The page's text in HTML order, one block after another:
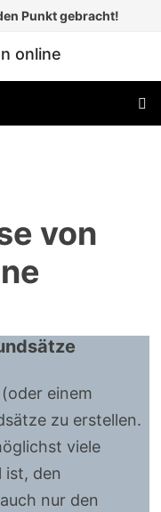
Punkt gebracht!
online
von
einem
zu erstellen.
viele
ist, den
nur den